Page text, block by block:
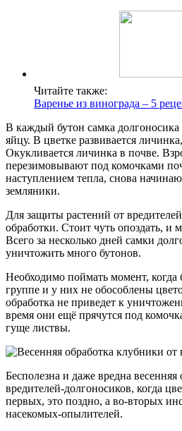
Читайте также:
Варенье из винограда – 5
В каждый бутон самка
яйцу. В цветке развивается
Окукливается личинка в почве.
перезимовывают под комочками
наступлением тепла, снова
земляники.
Для защиты растений от
обработки. Стоит чуть опоздать, и
Всего за несколько дней самки
уничтожить много бутонов.
Необходимо поймать момент, когда
группе и у них не обособлены
обработка не приведет к
время они ещё прячутся под
гуще листвы.
Бесполезна и даже вредна
вредителей-долгоносиков, когда
первых, это поздно, а во-вторых
насекомых-опылителей.